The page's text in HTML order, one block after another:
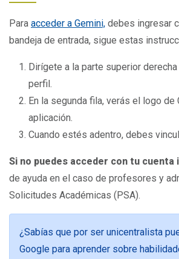
Para acceder a Gemini, debes ingresar
bandeja de entrada, sigue estas
Dirígete a la parte superior
perfil.
En la segunda fila, verás el logo
aplicación.
Cuando estés adentro, debes
Si no puedes acceder con tu
de ayuda en el caso de profesores y
Solicitudes Académicas (PSA).
¿Sabías que por ser unicentralista
Google para aprender sobre